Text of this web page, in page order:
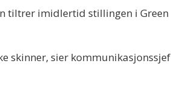
tiltrer imidlertid stillingen i Green
skinner, sier kommunikasjonssjef